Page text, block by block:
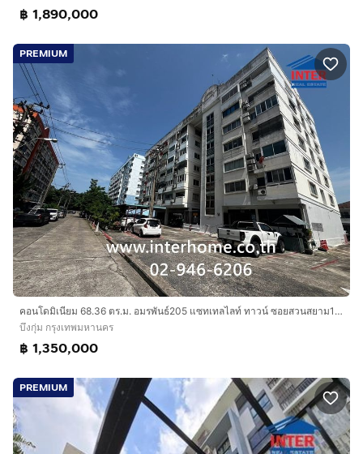
฿ 1,890,000
PREMIUM
คอนโดมิเนียม 68.36 ตร.ม. อมรพันธ์205 แซทเทลไลท์ ทาวน์ ซอยสวนสยาม12 แยก2 ถนนรามอินทรา ถนนสวนสยาม -เสรีไทย เขตบึงกุ่ม กรุงเทพมหานคร
บึงกุ่ม กรุงเทพมหานคร
฿ 1,350,000
PREMIUM